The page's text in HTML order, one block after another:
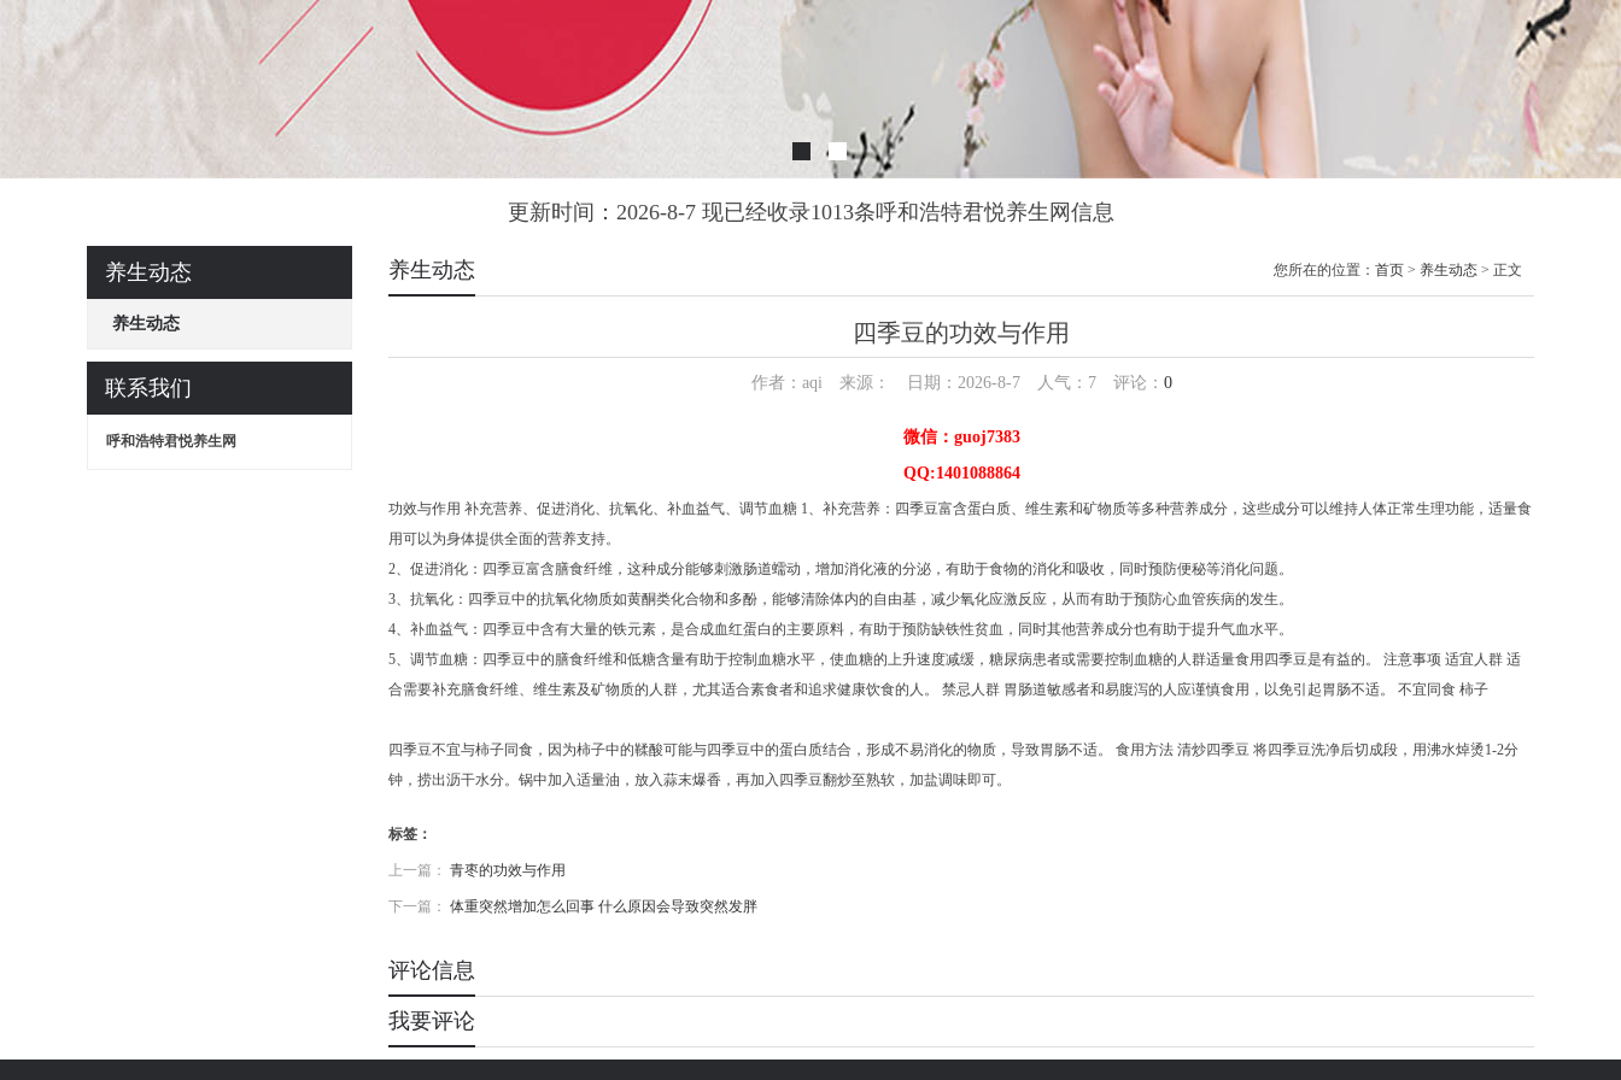
更新时间：2026-8-7 现已经收录1013条呼和浩特君悦养生网信息
养生动态
养生动态
联系我们
呼和浩特君悦养生网
养生动态 您所在的位置： 首页 > 养生动态 > 正文
四季豆的功效与作用
作者：aqi 来源： 日期：2026-8-7 人气： 7评论： 0
微信：guoj7383
QQ:1401088864
功效与作用 补充营养、促进消化、抗氧化、补血益气、调节血糖 1、补充营养：四季豆富含蛋白质、维生素和矿物质等多种营养成分，这些成分可以维持人体正常生理功能，适量食
用可以为身体提供全面的营养支持。
2、促进消化：四季豆富含膳食纤维，这种成分能够刺激肠道蠕动，增加消化液的分泌，有助于食物的消化和吸收，同时预防便秘等消化问题。
3、抗氧化：四季豆中的抗氧化物质如黄酮类化合物和多酚，能够清除体内的自由基，减少氧化应激反应，从而有助于预防心血管疾病的发生。
4、补血益气：四季豆中含有大量的铁元素，是合成血红蛋白的主要原料，有助于预防缺铁性贫血，同时其他营养成分也有助于提升气血水平。
5、调节血糖：四季豆中的膳食纤维和低糖含量有助于控制血糖水平，使血糖的上升速度减缓，糖尿病患者或需要控制血糖的人群适量食用四季豆是有益的。 注意事项 适宜人群 适
合需要补充膳食纤维、维生素及矿物质的人群，尤其适合素食者和追求健康饮食的人。 禁忌人群 胃肠道敏感者和易腹泻的人应谨慎食用，以免引起胃肠不适。 不宜同食 柿子
四季豆不宜与柿子同食，因为柿子中的鞣酸可能与四季豆中的蛋白质结合，形成不易消化的物质，导致胃肠不适。 食用方法 清炒四季豆 将四季豆洗净后切成段，用沸水焯烫1-2分
钟，捞出沥干水分。锅中加入适量油，放入蒜末爆香，再加入四季豆翻炒至熟软，加盐调味即可。
标签：
上一篇： 青枣的功效与作用
下一篇： 体重突然增加怎么回事 什么原因会导致突然发胖
评论信息
我要评论